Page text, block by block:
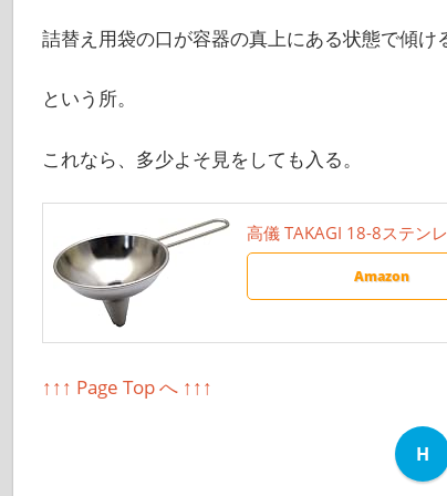
詰替え用袋の口が容器の真上にある状態で傾け
という所。
これなら、多少よそ見をしても入る。
高儀 TAKAGI 18-8ステン
Amazon
↑↑↑ Page Top へ ↑↑↑
H